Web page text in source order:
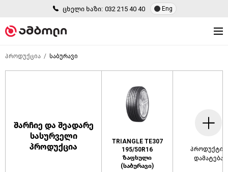
ცხელი ხაზი: 032 215 40 40 Eng
პროდუქცია საბურავი
შარჩიე და შეადარე
სასურველი
პროდუქცია
TRIANGLE TE307
195/50R16
ზაფხული
(საბურავი)
პროდუქტის
დამატება